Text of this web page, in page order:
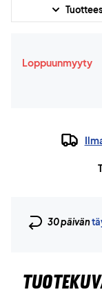
Loppuunmyyty
30 päivän